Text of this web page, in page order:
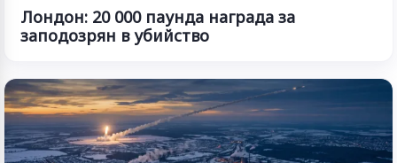
Лондон: 20 000 паунда награда за
заподозрян в убийство